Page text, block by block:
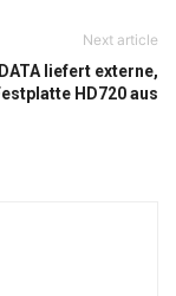
Next article
liefert externe,
HD720 aus